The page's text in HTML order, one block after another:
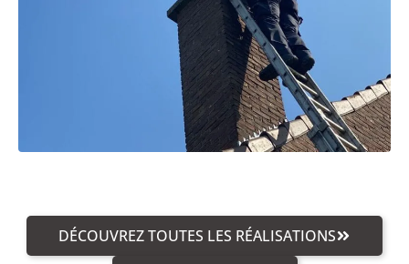
DÉCOUVREZ TOUTES LES RÉALISATIONS